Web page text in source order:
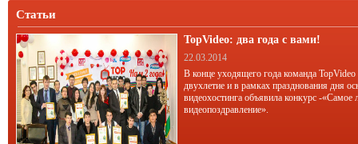
Статьи
TopVideo: два года с вами!
22.03.2014
В конце уходящего года команда TopVideo
двухлетие и в рамках празднования дня
видеохостинга объявила конкурс -«Самое
видеопоздравление».